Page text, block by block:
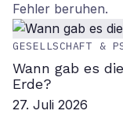
Fehler beruhen.
GESELLSCHAFT &
Wann gab es
Erde?
27. Juli 2026